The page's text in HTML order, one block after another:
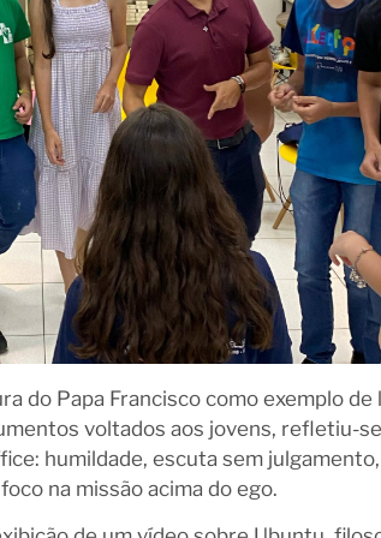
do Papa Francisco como exemplo
voltados aos jovens, refletiu-
humildade, escuta sem
na missão acima do ego.